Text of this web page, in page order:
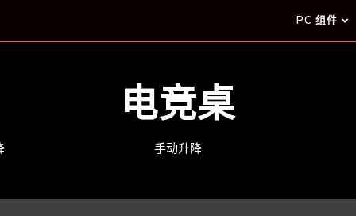
PC 组件
电竞桌
手动升降